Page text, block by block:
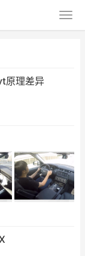
原理差异